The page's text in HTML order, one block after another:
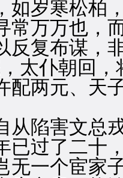
如岁寒松柏
常万万也，
反复布谋，
太仆朝回
配两元、天
陷害文总戎
已过了二十
无一个宦家